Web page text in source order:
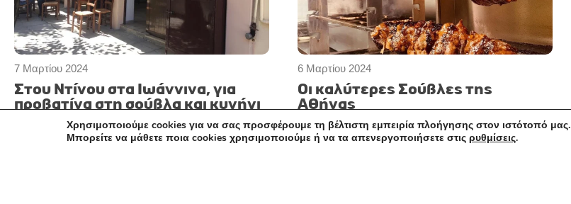
7 Μαρτίου 2024
Στου Ντίνου στα Ιωάννινα, για
προβατίνα στη σούβλα και κυνήγι
στη σχάρα
6 Μαρτίου 2024
Οι καλύτερες Σούβλες της
Αθήνας
Χρησιμοποιούμε cookies για να σας προσφέρουμε τη βέλτιστη εμπειρία πλοήγησης στον ιστότοπό μας.
Μπορείτε να μάθετε ποια cookies χρησιμοποιούμε ή να τα απενεργοποιήσετε στις ρυθμίσεις.